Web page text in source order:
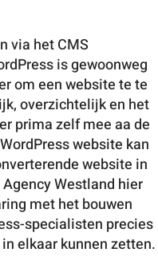
via het CMS
is gewoonweg
om een website te te
overzichtelijk en het
prima zelf mee aa de
website kan
website in
Westland hier
met het bouwen
specialisten precies
elkaar kunnen zetten.